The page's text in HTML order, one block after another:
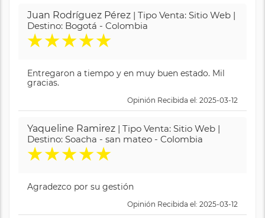
Juan Rodríguez Pérez | Tipo Venta: Sitio Web |
Destino: Bogotá - Colombia
★★★★★
Entregaron a tiempo y en muy buen estado. Mil
gracias.
Opinión Recibida el: 2025-03-12
Yaqueline Ramirez | Tipo Venta: Sitio Web |
Destino: Soacha - san mateo - Colombia
★★★★★
Agradezco por su gestión
Opinión Recibida el: 2025-03-12